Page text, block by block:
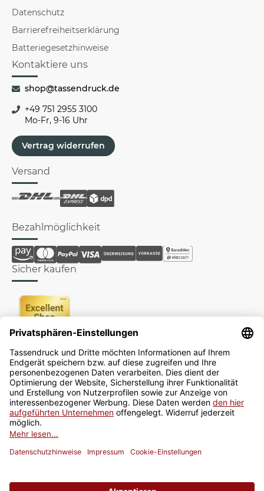
Datenschutz
Barrierefreiheitserklärung
Batteriegesetzhinweise
Kontaktiere uns
shop@tassendruck.de
+49 751 2955 3100
Mo-Fr, 9-16 Uhr
Vertrag widerrufen
Versand
Bezahlmöglichkeit
Sicher kaufen
Newsletter